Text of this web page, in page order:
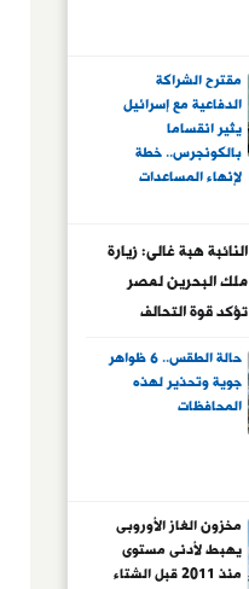
مقترح الشراكة
الدفاعية مع إسرائيل
يثير انقساما
بالكونجرس.. خطة
لإنهاء المساعدات
استخباراتى.. نيويورك
تايمز: معارضة
ديمقراطية وجمهورية
للاقتراح واعتباره خيانة
للسيادة الأمريكية
النائبة هبة غالى: زيارة
ملك البحرين لمصر
تؤكد قوة التحالف
المحورى
حالة الطقس.. 6 ظواهر
جوية وتحذير لهذه
المحافظات
مخزون الغاز الأوروبى
يهبط لأدنى مستوى
منذ 2011 قبل الشتاء